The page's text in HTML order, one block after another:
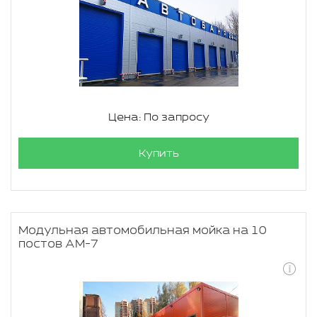
Цена: По запросу
Купить
Модульная автомобильная мойка на 10
постов АМ-7